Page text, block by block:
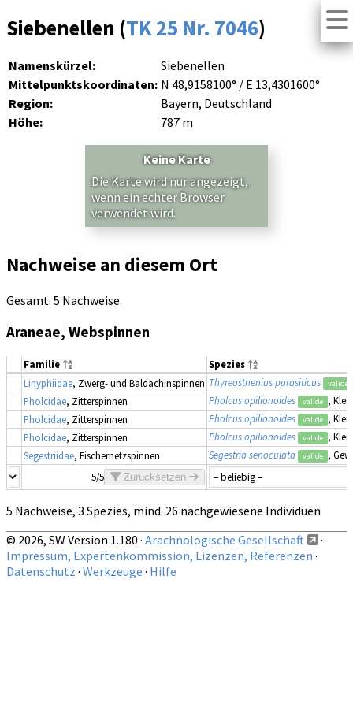
Siebenellen (TK 25 Nr. 7046)
Namenskürzel:
Siebenellen
Mittelpunktskoordinaten: N 48,9158100° / E 13,4301600°
Region:
Bayern, Deutschland
Höhe:
787 m
Keine Karte
Die Karte wird nur angezeigt,
wenn ein echter Browser
verwendet wird.
Nachweise an diesem Ort
Gesamt: 5 Nachweise.
Araneae, Webspinnen
Familie
Spezies
Linyphiidae, Zwerg- und Baldachinspinnen Thyreosthenius parasiticus valide
Pholcidae, Zitterspinnen Pholcus opilionoides valide ,
Pholcidae, Zitterspinnen Pholcus opilionoides valide ,
Pholcidae, Zitterspinnen Pholcus opilionoides valide ,
Segestriidae, Fischernetzspinnen Segestria senoculata valide ,
5/5
Zurücksetzen
5 Nachweise, 3 Spezies, mind. 26 nachgewiesene Individuen
© 2026, SW Version 1.180 · Arachnologische Gesellschaft
·
Impressum, Expertenkommission, Lizenzen, Referenzen ·
Datenschutz · Werkzeuge · Hilfe